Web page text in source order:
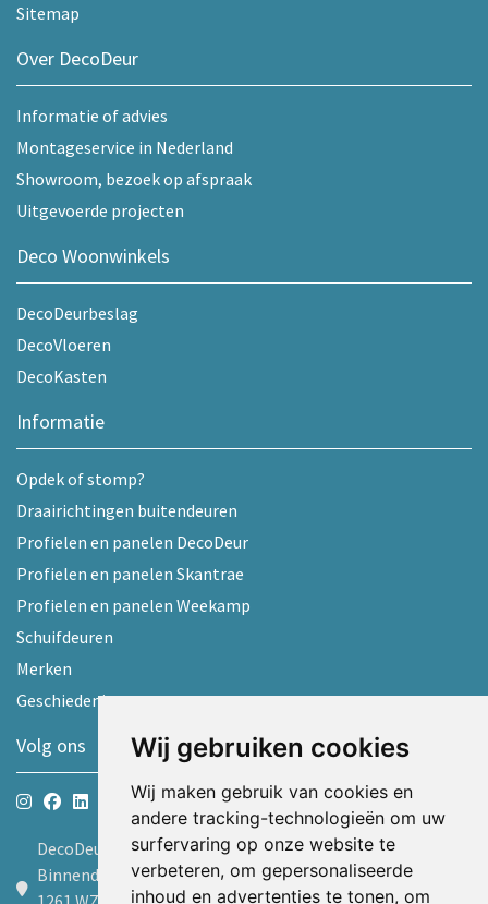
Wij gebruiken cookies
Wij maken gebruik van cookies en
andere tracking-technologieën om uw
surfervaring op onze website te
verbeteren, om gepersonaliseerde
inhoud en advertenties te tonen, om
Sitemap
Over DecoDeur
Informatie of advies
Montageservice in Nederland
Showroom, bezoek op afspraak
Uitgevoerde projecten
Deco Woonwinkels
DecoDeurbeslag
DecoVloeren
DecoKasten
Informatie
Opdek of stomp?
Draairichtingen buitendeuren
Profielen en panelen DecoDeur
Profielen en panelen Skantrae
Profielen en panelen Weekamp
Schuifdeuren
Merken
Geschiedenis
Volg ons
DecoDeur B.V.
Binnendelta 9d